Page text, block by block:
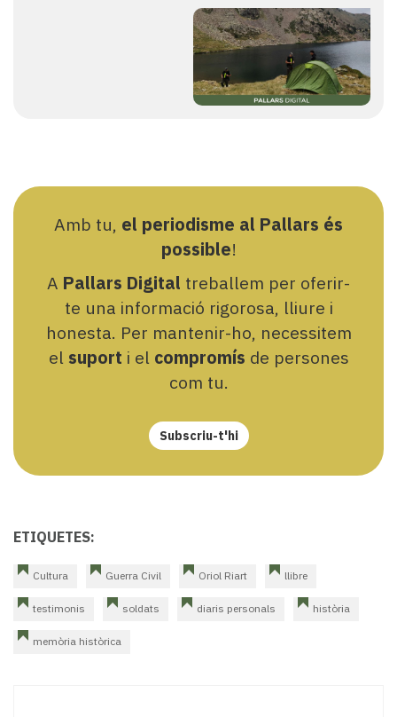
Amb tu, el periodisme al Pallars és
possible!
A Pallars Digital treballem per oferir-
te una informació rigorosa, lliure i
honesta. Per mantenir-ho, necessitem
el suport i el compromís de persones
com tu.
Subscriu-t'hi
ETIQUETES:
Cultura Guerra Civil Oriol Riart llibre
testimonis soldats diaris personals història
memòria històrica